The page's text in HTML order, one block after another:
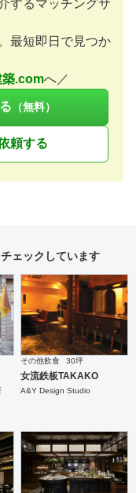
するマッチングサ
最短即日で見つか
築.comへ／
（無料）
頼する
ェックしています
その他飲食 30坪
女流鉄板TAKAKO
A&Y Design Studio